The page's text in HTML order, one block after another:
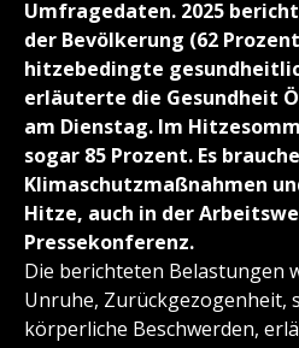
Umfragedaten. 2025
der Bevölkerung (62
hitzebedingte
erläuterte die Gesundheit
am Dienstag. Im
sogar 85 Prozent. Es brauche
Klimaschutzmaßnahmen
Hitze, auch in der
Pressekonferenz.
Die berichteten Belastungen
Unruhe, Zurückgezogenheit,
körperliche Beschwerden,